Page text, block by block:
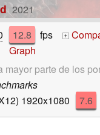
2021
12.8 fps +
Graph
mayor parte de los
1920x1080
7.6